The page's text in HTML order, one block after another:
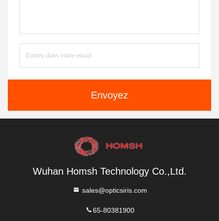
Envoyez
Wuhan Homsh Technology Co.,Ltd.
sales@opticsiris.com
65-80381900